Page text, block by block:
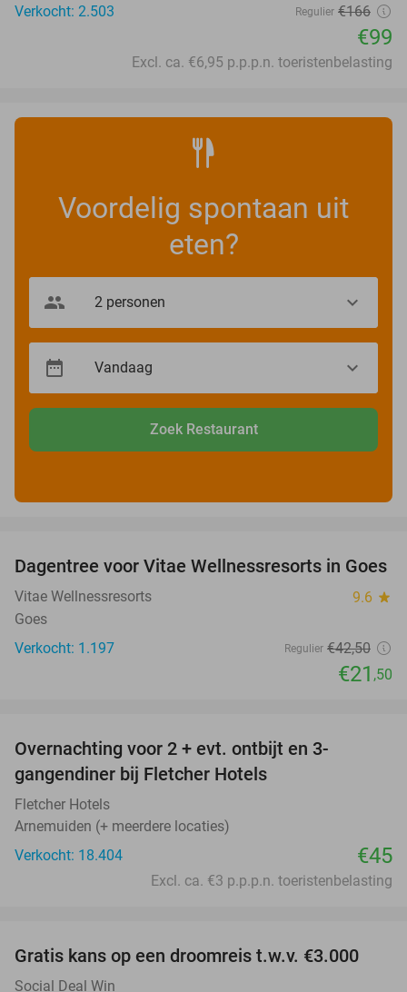
Verkocht: 2.503
Regulier €166
€99
Excl. ca. €6,95 p.p.p.n. toeristenbelasting
Voordelig spontaan uit
eten?
Zoek Restaurant
49%
Dagentree voor Vitae Wellnessresorts in Goes
Vitae Wellnessresorts 9.6 star
Goes
Verkocht: 1.197
Regulier €42,50
€21 ,50
Overnachting voor 2 + evt. ontbijt en 3-
gangendiner bij Fletcher Hotels
Fletcher Hotels
Arnemuiden (+ meerdere locaties)
Verkocht: 18.404
€45
Excl. ca. €3 p.p.p.n. toeristenbelasting
Gratis kans op een droomreis t.w.v. €3.000
Social Deal Win